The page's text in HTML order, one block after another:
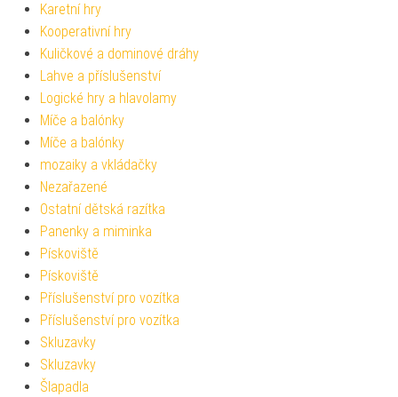
Karetní hry
Kooperativní hry
Kuličkové a dominové dráhy
Lahve a příslušenství
Logické hry a hlavolamy
Míče a balónky
Míče a balónky
mozaiky a vkládačky
Nezařazené
Ostatní dětská razítka
Panenky a miminka
Pískoviště
Pískoviště
Příslušenství pro vozítka
Příslušenství pro vozítka
Skluzavky
Skluzavky
Šlapadla